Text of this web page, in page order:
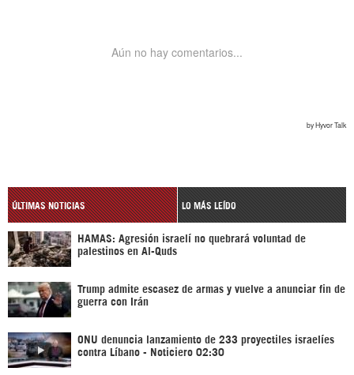
ÚLTIMAS NOTICIAS LO MÁS LEÍDO
HAMAS: Agresión israelí no quebrará voluntad de
palestinos en Al-Quds
Trump admite escasez de armas y vuelve a anunciar fin de
guerra con Irán
ONU denuncia lanzamiento de 233 proyectiles israelíes
contra Líbano - Noticiero 02:30